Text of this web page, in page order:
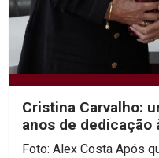
Cristina Carvalho:
anos de dedicação
Foto: Alex Costa Após quase 49 anos de dedicação à